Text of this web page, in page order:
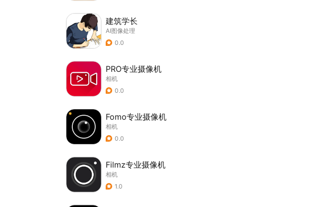
建筑学长
AI图像处理
0.0
PRO专业摄像机
相机
0.0
Fomo专业摄像机
相机
0.0
Filmz专业摄像机
相机
1.0